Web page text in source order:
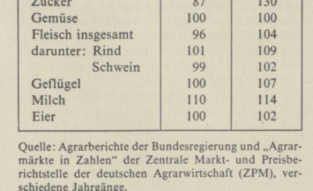
Lightbox
öffnen